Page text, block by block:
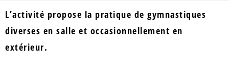
L’activité propose la pratique de gymnastiques
diverses en salle et occasionnellement en
extérieur.